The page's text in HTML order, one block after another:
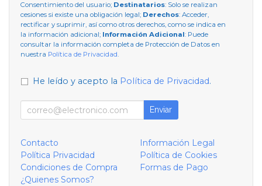
Consentimiento del usuario; Destinatarios: Solo se realizan
cesiones si existe una obligación legal; Derechos: Acceder,
rectificar y suprimir, así como otros derechos, como se indica en
la información adicional; Información Adicional: Puede
consultar la información completa de Protección de Datos en
nuestra Política de Privacidad.
He leído y acepto la Política de Privacidad.
Enviar
Contacto
Información Legal
Política Privacidad
Política de Cookies
Condiciones de Compra
Formas de Pago
¿Quienes Somos?